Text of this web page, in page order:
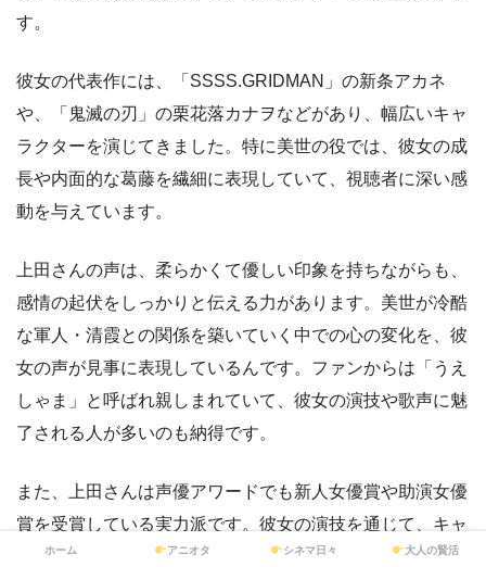
す。
彼女の代表作には、「SSSS.GRIDMAN」の新条アカネ
や、「鬼滅の刃」の栗花落カナヲなどがあり、幅広いキャ
ラクターを演じてきました。特に美世の役では、彼女の成
長や内面的な葛藤を繊細に表現していて、視聴者に深い感
動を与えています。
上田さんの声は、柔らかくて優しい印象を持ちながらも、
感情の起伏をしっかりと伝える力があります。美世が冷酷
な軍人・清霞との関係を築いていく中での心の変化を、彼
女の声が見事に表現しているんです。ファンからは「うえ
しゃま」と呼ばれ親しまれていて、彼女の演技や歌声に魅
了される人が多いのも納得です。
また、上田さんは声優アワードでも新人女優賞や助演女優
賞を受賞している実力派です。彼女の演技を通じて、キャ
ラクターの心情や物語の深みを感じることができるので、
ホーム アニオタ シネマ日々 大人の賢活